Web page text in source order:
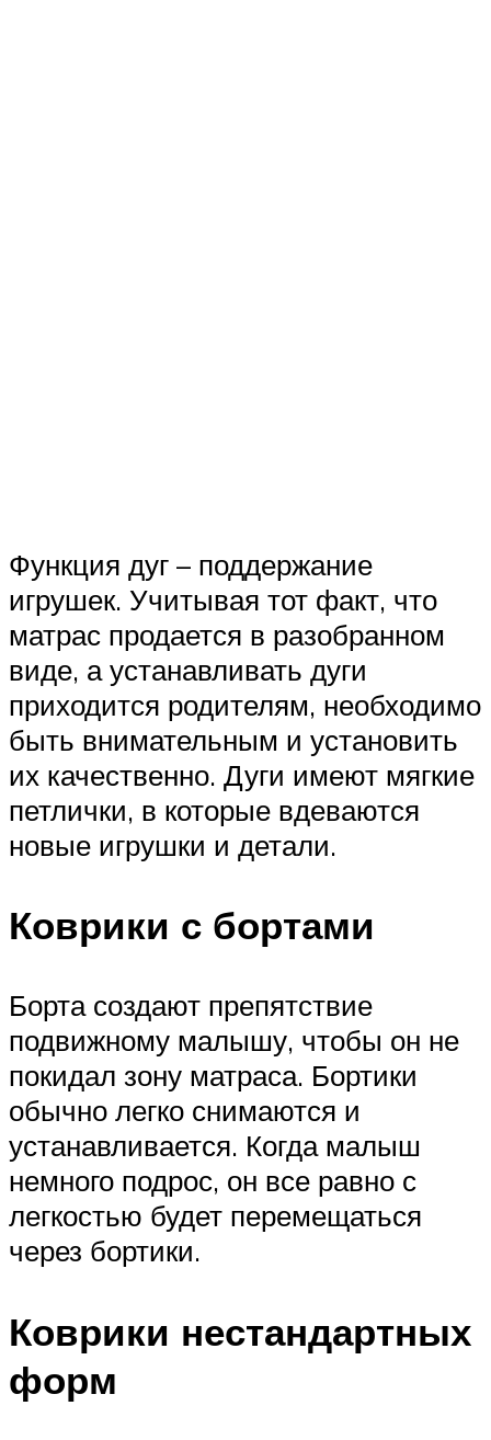
Функция дуг – поддержание
игрушек. Учитывая тот факт, что
матрас продается в разобранном
виде, а устанавливать дуги
приходится родителям, необходимо
быть внимательным и установить
их качественно. Дуги имеют мягкие
петлички, в которые вдеваются
новые игрушки и детали.
Коврики с бортами
Борта создают препятствие
подвижному малышу, чтобы он не
покидал зону матраса. Бортики
обычно легко снимаются и
устанавливается. Когда малыш
немного подрос, он все равно с
легкостью будет перемещаться
через бортики.
Коврики нестандартных
форм